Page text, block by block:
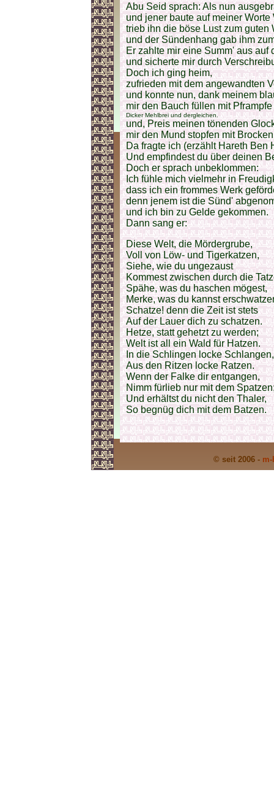
Abu Seid sprach: Als nun
und jener baute auf meiner Worte
trieb ihn die böse Lust zum guten
und der Sündenhang gab ihm
Er zahlte mir eine Summ' aus auf
und sicherte mir durch
Doch ich ging heim,
zufrieden mit dem angewandten
und konnte nun, dank meinem
mir den Bauch füllen mit Pframpfe
Dicker Mehlbrei und dergleichen.
und, Preis meinen tönenden
mir den Mund stopfen mit
Da fragte ich (erzählt Hareth Ben
Und empfindest du über deinen
Doch er sprach unbeklommen:
Ich fühle mich vielmehr in
dass ich ein frommes Werk
denn jenem ist die Sünd'
und ich bin zu Gelde gekommen.
Dann sang er:
Diese Welt, die Mördergrube,
Voll von Löw- und Tigerkatzen,
Siehe, wie du ungezaust
Kommest zwischen durch die
Spähe, was du haschen mögest,
Merke, was du kannst
Schatze! denn die Zeit ist stets
Auf der Lauer dich zu schatzen.
Hetze, statt gehetzt zu werden;
Welt ist all ein Wald für Hatzen.
In die Schlingen locke Schlangen,
Aus den Ritzen locke Ratzen.
Wenn der Falke dir entgangen,
Nimm fürlieb nur mit dem
Und erhältst du nicht den Thaler,
So begnüg dich mit dem Batzen.
© seit 2006 -